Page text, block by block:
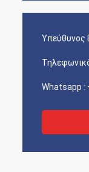
Υπεύθυνος
Whatsapp :